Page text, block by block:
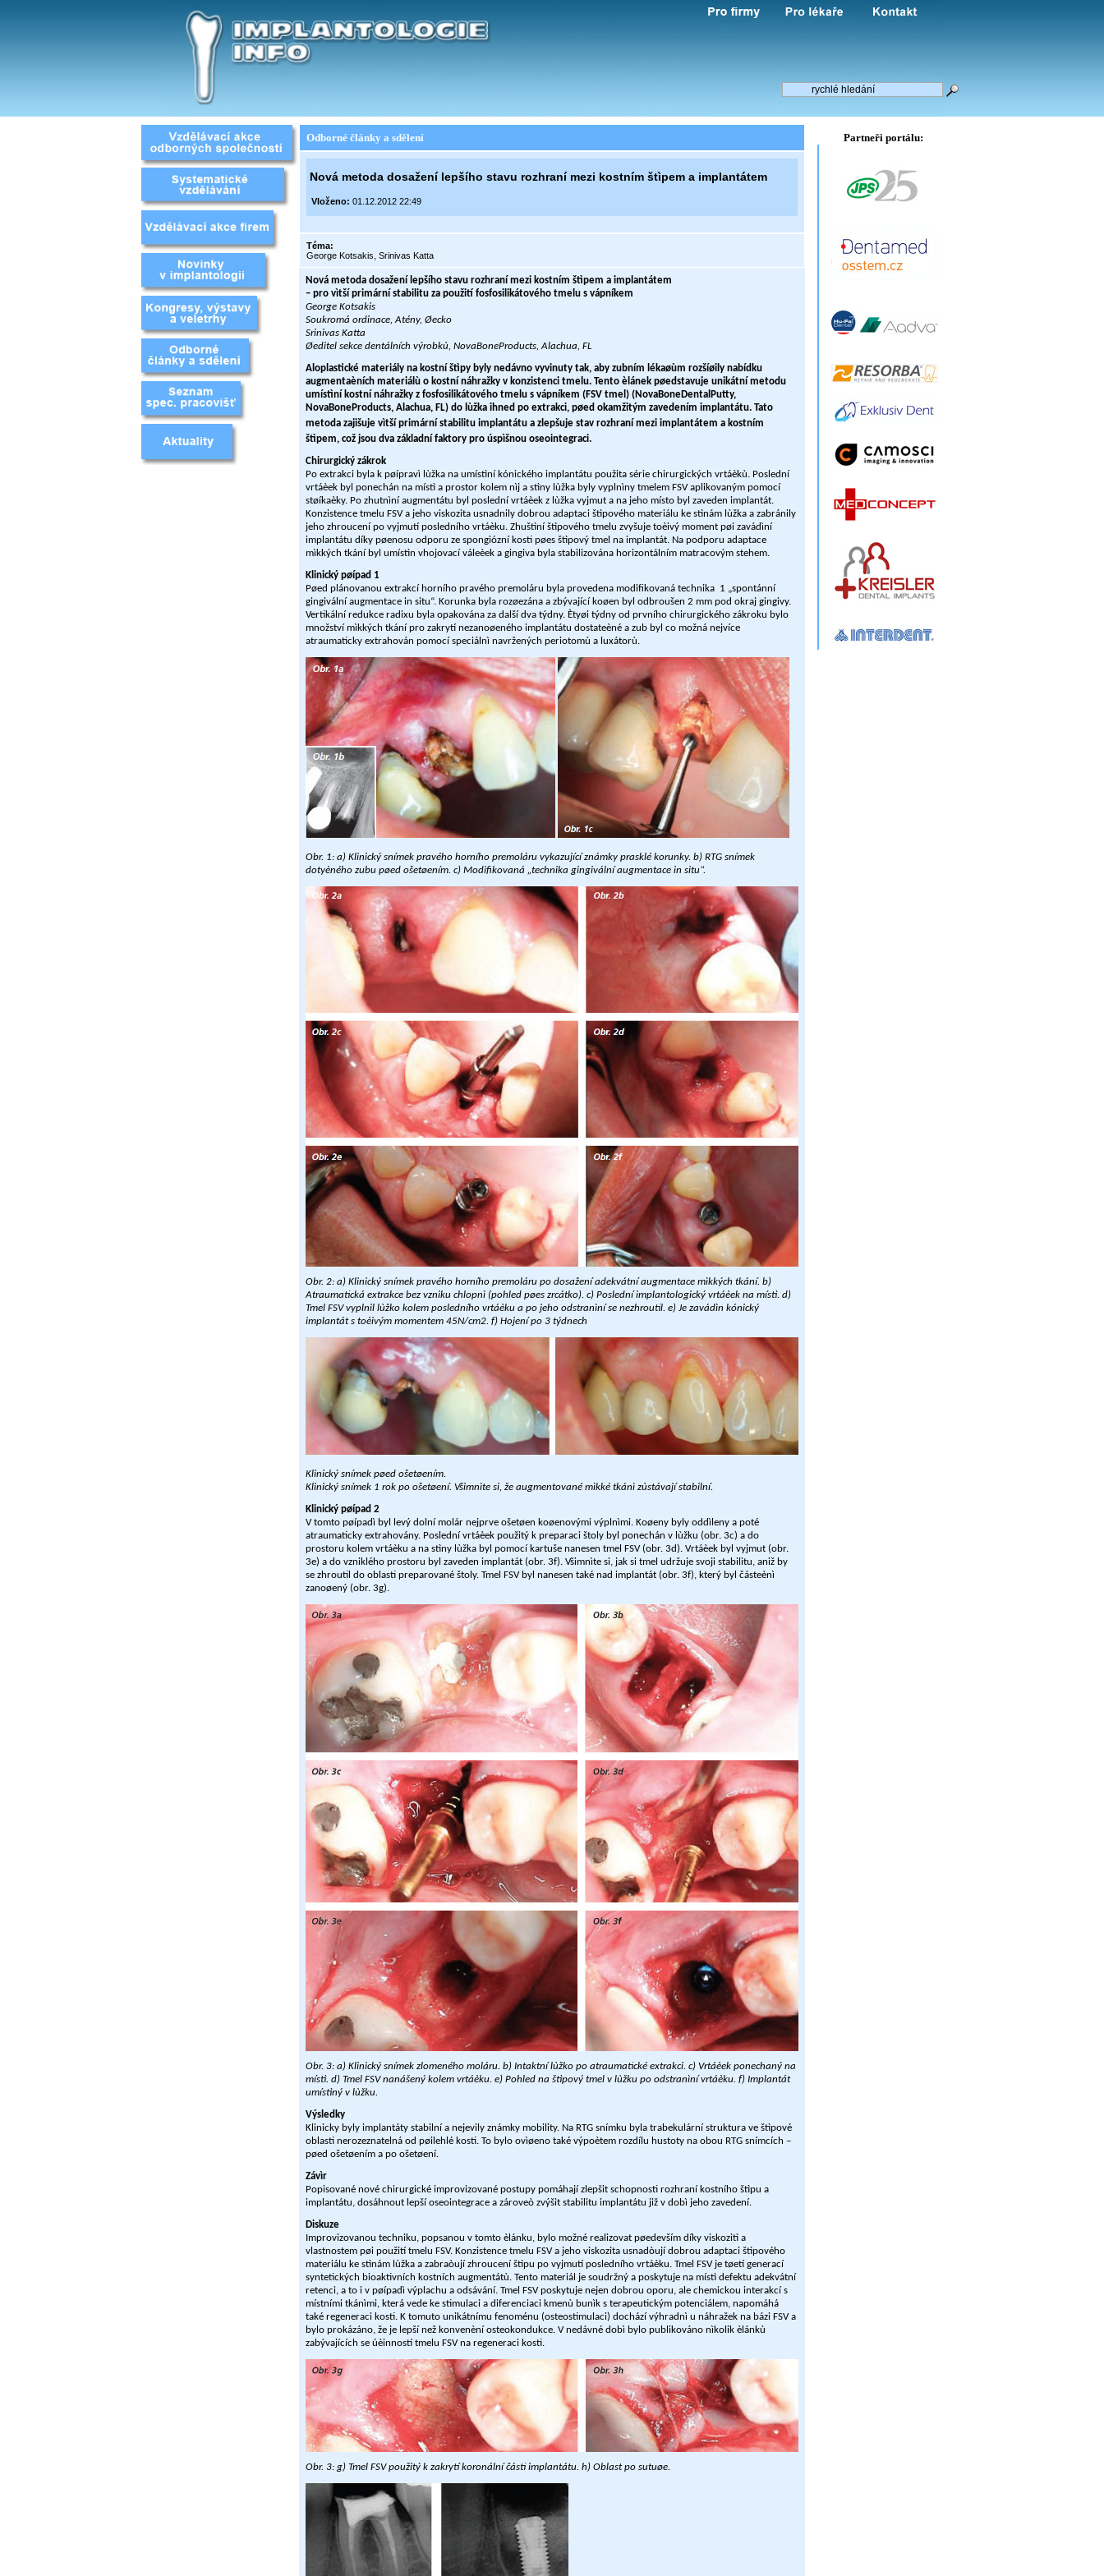
Odborné články a sdělení
Nová metoda dosažení lepšího stavu rozhraní mezi kostním štìpem a implantátem
Vloženo: 01.12.2012 22:49
Téma:
George Kotsakis, Srinivas Katta
Nová metoda dosažení lepšího stavu rozhraní mezi kostním štìpem a implantátem
– pro vìtší primární stabilitu za použití fosfosilikátového tmelu s vápníkem
George Kotsakis
Soukromá ordinace, Atény, Øecko
Srinivas Katta
Øeditel sekce dentálních výrobkù, NovaBoneProducts, Alachua, FL
Aloplastické materiály na kostní štìpy byly nedávno vyvinuty tak, aby zubním lékaøùm rozšíøily nabídku
augmentaèních materiálù o kostní náhražky v konzistenci tmelu. Tento èlánek pøedstavuje unikátní metodu
umístìní kostní náhražky z fosfosilikátového tmelu s vápníkem (FSV tmel) (NovaBoneDentalPutty,
NovaBoneProducts, Alachua, FL) do lùžka ihned po extrakci, pøed okamžitým zavedením implantátu. Tato
metoda zajišuje vìtší primární stabilitu implantátu a zlepšuje stav rozhraní mezi implantátem a kostním
štìpem, což jsou dva základní faktory pro úspìšnou oseointegraci.
Chirurgický zákrok
Po extrakci byla k pøípravì lùžka na umístìní kónického implantátu použita série chirurgických vrtáèkù. Poslední
vrtáèek byl ponechán na místì a prostor kolem nìj a stìny lùžka byly vyplnìny tmelem FSV aplikovaným pomocí
støíkaèky. Po zhutnìní augmentátu byl poslední vrtáèek z lùžka vyjmut a na jeho místo byl zaveden implantát.
Konzistence tmelu FSV a jeho viskozita usnadnily dobrou adaptaci štìpového materiálu ke stìnám lùžka a zabránily
jeho zhroucení po vyjmutí posledního vrtáèku. Zhuštìní štìpového tmelu zvyšuje toèivý moment pøi zavádìní
implantátu díky pøenosu odporu ze spongiózní kosti pøes štìpový tmel na implantát. Na podporu adaptace
mìkkých tkání byl umístìn vhojovací váleèek a gingiva byla stabilizována horizontálním matracovým stehem.
Klinický pøípad 1
Pøed plánovanou extrakcí horního pravého premoláru byla provedena modifikovaná technika 1 „spontánní
gingivální augmentace in situ“. Korunka byla rozøezána a zbývající koøen byl odbroušen 2 mm pod okraj gingivy.
Vertikální redukce radixu byla opakována za další dva týdny. Ètyøi týdny od prvního chirurgického zákroku bylo
množství mìkkých tkání pro zakrytí nezanoøeného implantátu dostateèné a zub byl co možná nejvíce
atraumaticky extrahován pomocí speciálnì navržených periotomù a luxátorù.
Obr. 1: a) Klinický snímek pravého horního premoláru vykazující známky prasklé korunky. b) RTG snímek
dotyèného zubu pøed ošetøením. c) Modifikovaná „technika gingivální augmentace in situ“.
Obr. 2: a) Klinický snímek pravého horního premoláru po dosažení adekvátní augmentace mìkkých tkání. b)
Atraumatická extrakce bez vzniku chlopnì (pohled pøes zrcátko). c) Poslední implantologický vrtáèek na místì. d)
Tmel FSV vyplnil lùžko kolem posledního vrtáèku a po jeho odstranìní se nezhroutil. e) Je zavádìn kónický
implantát s toèivým momentem 45N/cm2. f) Hojení po 3 týdnech
Klinický snímek pøed ošetøením.
Klinický snímek 1 rok po ošetøení. Všimnìte si, že augmentované mìkké tkánì zùstávají stabilní.
Klinický pøípad 2
V tomto pøípadì byl levý dolní molár nejprve ošetøen koøenovými výplnìmi. Koøeny byly oddìleny a poté
atraumaticky extrahovány. Poslední vrtáèek použitý k preparaci štoly byl ponechán v lùžku (obr. 3c) a do
prostoru kolem vrtáèku a na stìny lùžka byl pomocí kartuše nanesen tmel FSV (obr. 3d). Vrtáèek byl vyjmut (obr.
3e) a do vzniklého prostoru byl zaveden implantát (obr. 3f). Všimnìte si, jak si tmel udržuje svoji stabilitu, aniž by
se zhroutil do oblasti preparované štoly. Tmel FSV byl nanesen také nad implantát (obr. 3f), který byl částeènì
zanoøený (obr. 3g).
Obr. 3: a) Klinický snímek zlomeného moláru. b) Intaktní lùžko po atraumatické extrakci. c) Vrtáèek ponechaný na
místì. d) Tmel FSV nanášený kolem vrtáèku. e) Pohled na štìpový tmel v lùžku po odstranìní vrtáèku. f) Implantát
umístìný v lùžku.
Výsledky
Klinicky byly implantáty stabilní a nejevily známky mobility. Na RTG snímku byla trabekulární struktura ve štìpové
oblasti nerozeznatelná od pøilehlé kosti. To bylo ovìøeno také výpoètem rozdílu hustoty na obou RTG snímcích –
pøed ošetøením a po ošetøení.
Závìr
Popisované nové chirurgické improvizované postupy pomáhají zlepšit schopnosti rozhraní kostního štìpu a
implantátu, dosáhnout lepší oseointegrace a zároveò zvýšit stabilitu implantátu již v dobì jeho zavedení.
Diskuze
Improvizovanou techniku, popsanou v tomto èlánku, bylo možné realizovat pøedevším díky viskozitì a
vlastnostem pøi použití tmelu FSV. Konzistence tmelu FSV a jeho viskozita usnadòují dobrou adaptaci štìpového
materiálu ke stìnám lùžka a zabraòují zhroucení štìpu po vyjmutí posledního vrtáèku. Tmel FSV je tøetí generací
syntetických bioaktivních kostních augmentátù. Tento materiál je soudržný a poskytuje na místì defektu adekvátní
retenci, a to i v pøípadì výplachu a odsávání. Tmel FSV poskytuje nejen dobrou oporu, ale chemickou interakcí s
místními tkánìmi, která vede ke stimulaci a diferenciaci kmenù bunìk s terapeutickým potenciálem, napomáhá
také regeneraci kosti. K tomuto unikátnímu fenoménu (osteostimulaci) dochází výhradnì u náhražek na bázi FSV a
bylo prokázáno, že je lepší než konvenèní osteokondukce. V nedávné dobì bylo publikováno nìkolik èlánkù
zabývajících se úèinností tmelu FSV na regeneraci kosti.
Obr. 3: g) Tmel FSV použitý k zakrytí koronální části implantátu. h) Oblast po sutuøe.
Partneři portálu: